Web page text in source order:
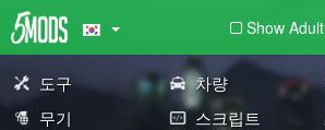
Show Adult
도구 차량
무기
스크립트